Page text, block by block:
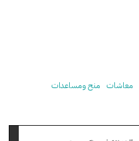
معاشات منح ومساعدات